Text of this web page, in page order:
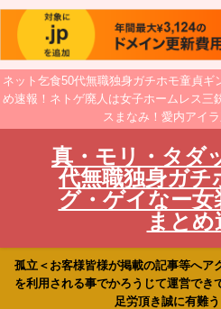
ネット乞食50代無職独身ガチホモ童貞ギ
め速報！ネトゲ廃人は女子ホームレス三
スまなみ！愛内アイ
真・モリ・タダ
代無職独身ガチ
グ・ゲイなー女
まとめ
孤立＜お客様皆様が掲載の記事等へア
を利用される事でかろうじて運営でき
足労頂き誠に有難う